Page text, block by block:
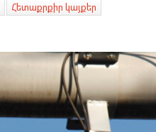
Հետաքրքիր կայքեր